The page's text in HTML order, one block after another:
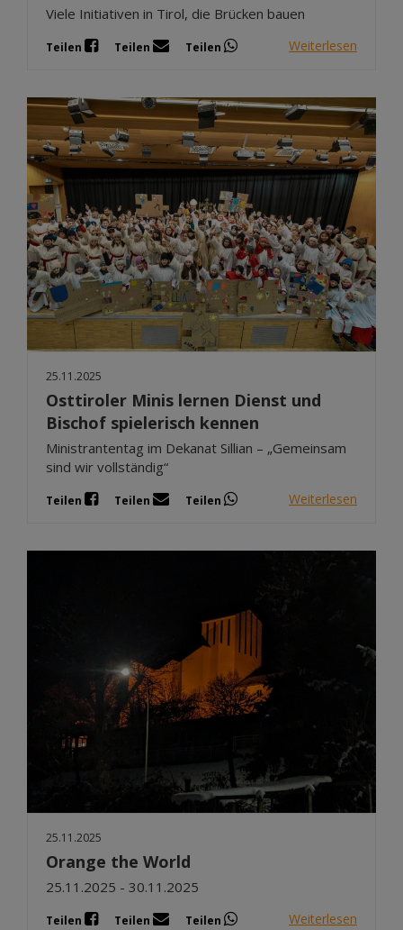
Viele Initiativen in Tirol, die Brücken bauen
Teilen Teilen Teilen Weiterlesen
25.11.2025
Osttiroler Minis lernen Dienst und
Bischof spielerisch kennen
Ministrantentag im Dekanat Sillian – „Gemeinsam
sind wir vollständig“
Teilen Teilen Teilen Weiterlesen
25.11.2025
Orange the World
25.11.2025 - 30.11.2025
Teilen Teilen Teilen Weiterlesen